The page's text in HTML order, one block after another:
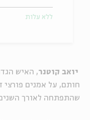
יואב קוטנר, האיש
חותם, על אמנים פורצי
שהתפתחה לאורך
ללא עלות